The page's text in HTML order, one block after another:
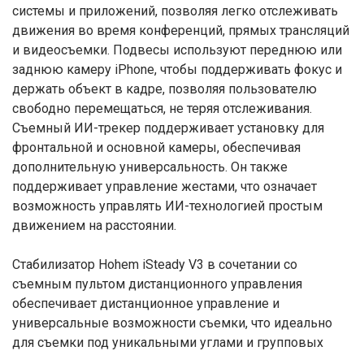
системы и приложений, позволяя легко отслеживать
движения во время конференций, прямых трансляций
и видеосъемки. Подвесы используют переднюю или
заднюю камеру iPhone, чтобы поддерживать фокус и
держать объект в кадре, позволяя пользователю
свободно перемещаться, не теряя отслеживания.
Съемный ИИ-трекер поддерживает установку для
фронтальной и основной камеры, обеспечивая
дополнительную универсальность. Он также
поддерживает управление жестами, что означает
возможность управлять ИИ-технологией простым
движением на расстоянии.
Стабилизатор Hohem iSteady V3 в сочетании со
съемным пультом дистанционного управления
обеспечивает дистанционное управление и
универсальные возможности съемки, что идеально
для съемки под уникальными углами и групповых